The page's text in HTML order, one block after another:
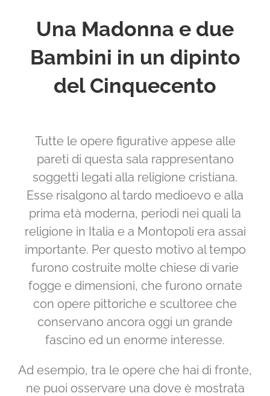
Una Madonna e due
Bambini in un dipinto
del Cinquecento
Tutte le opere figurative appese alle
pareti di questa sala rappresentano
soggetti legati alla religione cristiana.
Esse risalgono al tardo medioevo e alla
prima età moderna, periodi nei quali la
religione in Italia e a Montopoli era assai
importante. Per questo motivo al tempo
furono costruite molte chiese di varie
fogge e dimensioni, che furono ornate
con opere pittoriche e scultoree che
conservano ancora oggi un grande
fascino ed un enorme interesse.
Ad esempio, tra le opere che hai di fronte,
ne puoi osservare una dove è mostrata